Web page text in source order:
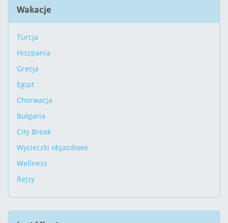
Wakacje
Turcja
Hiszpania
Grecja
Egipt
Chorwacja
Bułgaria
City Break
Wycieczki objazdowe
Wellness
Rejsy